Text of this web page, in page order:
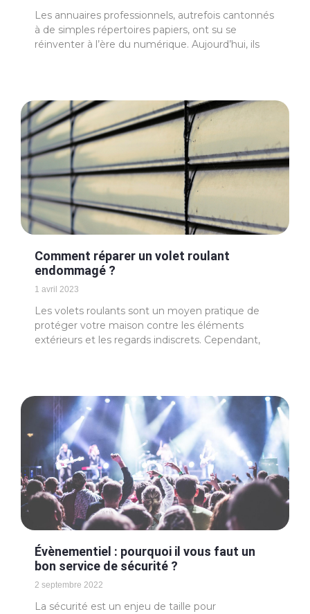
Les annuaires professionnels, autrefois cantonnés
à de simples répertoires papiers, ont su se
réinventer à l’ère du numérique. Aujourd’hui, ils
Comment réparer un volet roulant
endommagé ?
1 avril 2023
Les volets roulants sont un moyen pratique de
protéger votre maison contre les éléments
extérieurs et les regards indiscrets. Cependant,
Évènementiel : pourquoi il vous faut un
bon service de sécurité ?
2 septembre 2022
La sécurité est un enjeu de taille pour